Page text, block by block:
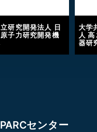
研究開発法人 日
子力研究開発機
大学
人
器研
センター